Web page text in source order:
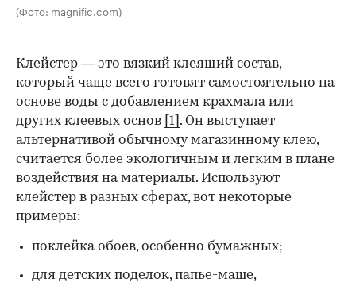
(Фото: magnific.com)
00:00 / 00:00
Клейстер — это вязкий клеящий состав,
который чаще всего готовят самостоятельно на
основе воды с добавлением крахмала или
других клеевых основ [1] . Он выступает
альтернативой обычному магазинному клею,
считается более экологичным и легким в плане
воздействия на материалы. Используют
клейстер в разных сферах, вот некоторые
примеры:
поклейка обоев, особенно бумажных;
для детских поделок, папье-маше,